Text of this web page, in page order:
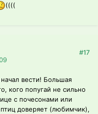
((((
#17
вести! Большая
кого попугай не сильно
с почесонами или
доверяет (любимчик),